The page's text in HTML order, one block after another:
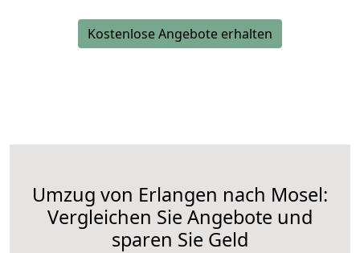
Kostenlose Angebote erhalten
Umzug von Erlangen nach Mosel:
Vergleichen Sie Angebote und
sparen Sie Geld